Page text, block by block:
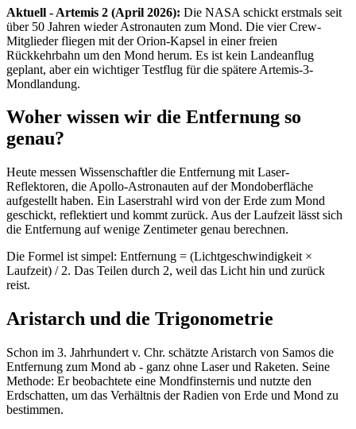
Aktuell - Artemis 2 (April 2026): Die NASA schickt erstmals seit
über 50 Jahren wieder Astronauten zum Mond. Die vier Crew-
Mitglieder fliegen mit der Orion-Kapsel in einer freien
Rückkehrbahn um den Mond herum. Es ist kein Landeanflug
geplant, aber ein wichtiger Testflug für die spätere Artemis-3-
Mondlandung.
Woher wissen wir die Entfernung so
genau?
Heute messen Wissenschaftler die Entfernung mit Laser-
Reflektoren, die Apollo-Astronauten auf der Mondoberfläche
aufgestellt haben. Ein Laserstrahl wird von der Erde zum Mond
geschickt, reflektiert und kommt zurück. Aus der Laufzeit lässt sich
die Entfernung auf wenige Zentimeter genau berechnen.
Die Formel ist simpel: Entfernung = (Lichtgeschwindigkeit ×
Laufzeit) / 2. Das Teilen durch 2, weil das Licht hin und zurück
reist.
Aristarch und die Trigonometrie
Schon im 3. Jahrhundert v. Chr. schätzte Aristarch von Samos die
Entfernung zum Mond ab - ganz ohne Laser und Raketen. Seine
Methode: Er beobachtete eine Mondfinsternis und nutzte den
Erdschatten, um das Verhältnis der Radien von Erde und Mond zu
bestimmen.